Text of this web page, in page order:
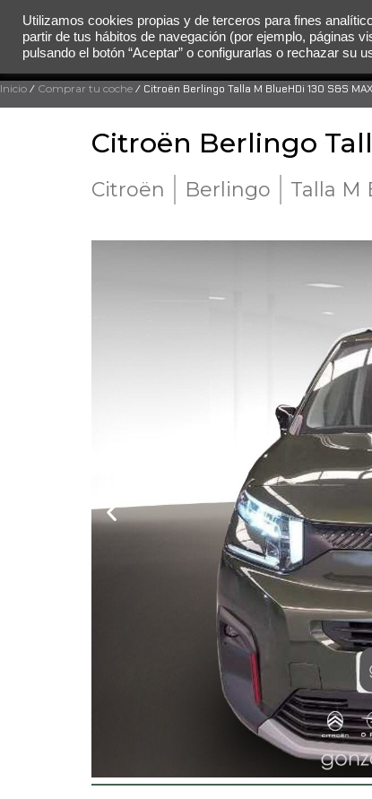
MENÚ
Inicio / Comprar tu coche / Citroën Berlingo Talla M BlueHDi 130 S&S
Citroën Berlingo
Citroën Berlingo Talla M
Utilizamos cookies propias y de terceros para fines
partir de tus hábitos de navegación (por ejemplo, páginas
pulsando el botón “Aceptar” o configurarlas o rechazar su